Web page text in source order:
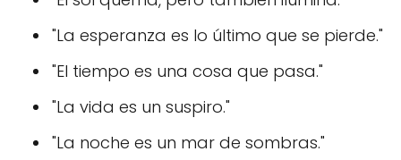
"La esperanza es lo último que se pierde."
"El tiempo es una cosa que pasa."
"La vida es un suspiro."
"La noche es un mar de sombras."